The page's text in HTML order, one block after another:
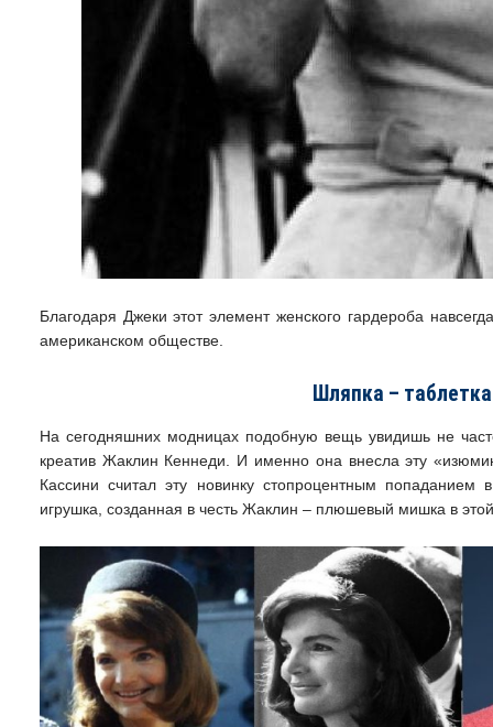
Благодаря Джеки этот элемент женского гардероба
американском обществе.
Шляпка –
На сегодняшних модницах подобную вещь увидишь не
креатив Жаклин Кеннеди. И именно она внесла эту
Кассини считал эту новинку стопроцентным попаданием
игрушка, созданная в честь Жаклин – плюшевый мишка в